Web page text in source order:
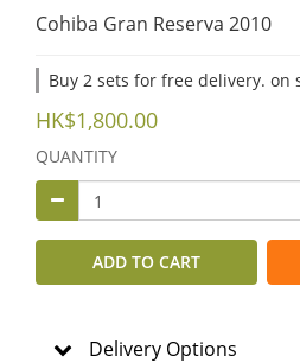
Cohiba Gran Reserva 2010
Buy 2 sets for free delivery. on
HK$1,800.00
QUANTITY
ADD TO CART
Delivery Options